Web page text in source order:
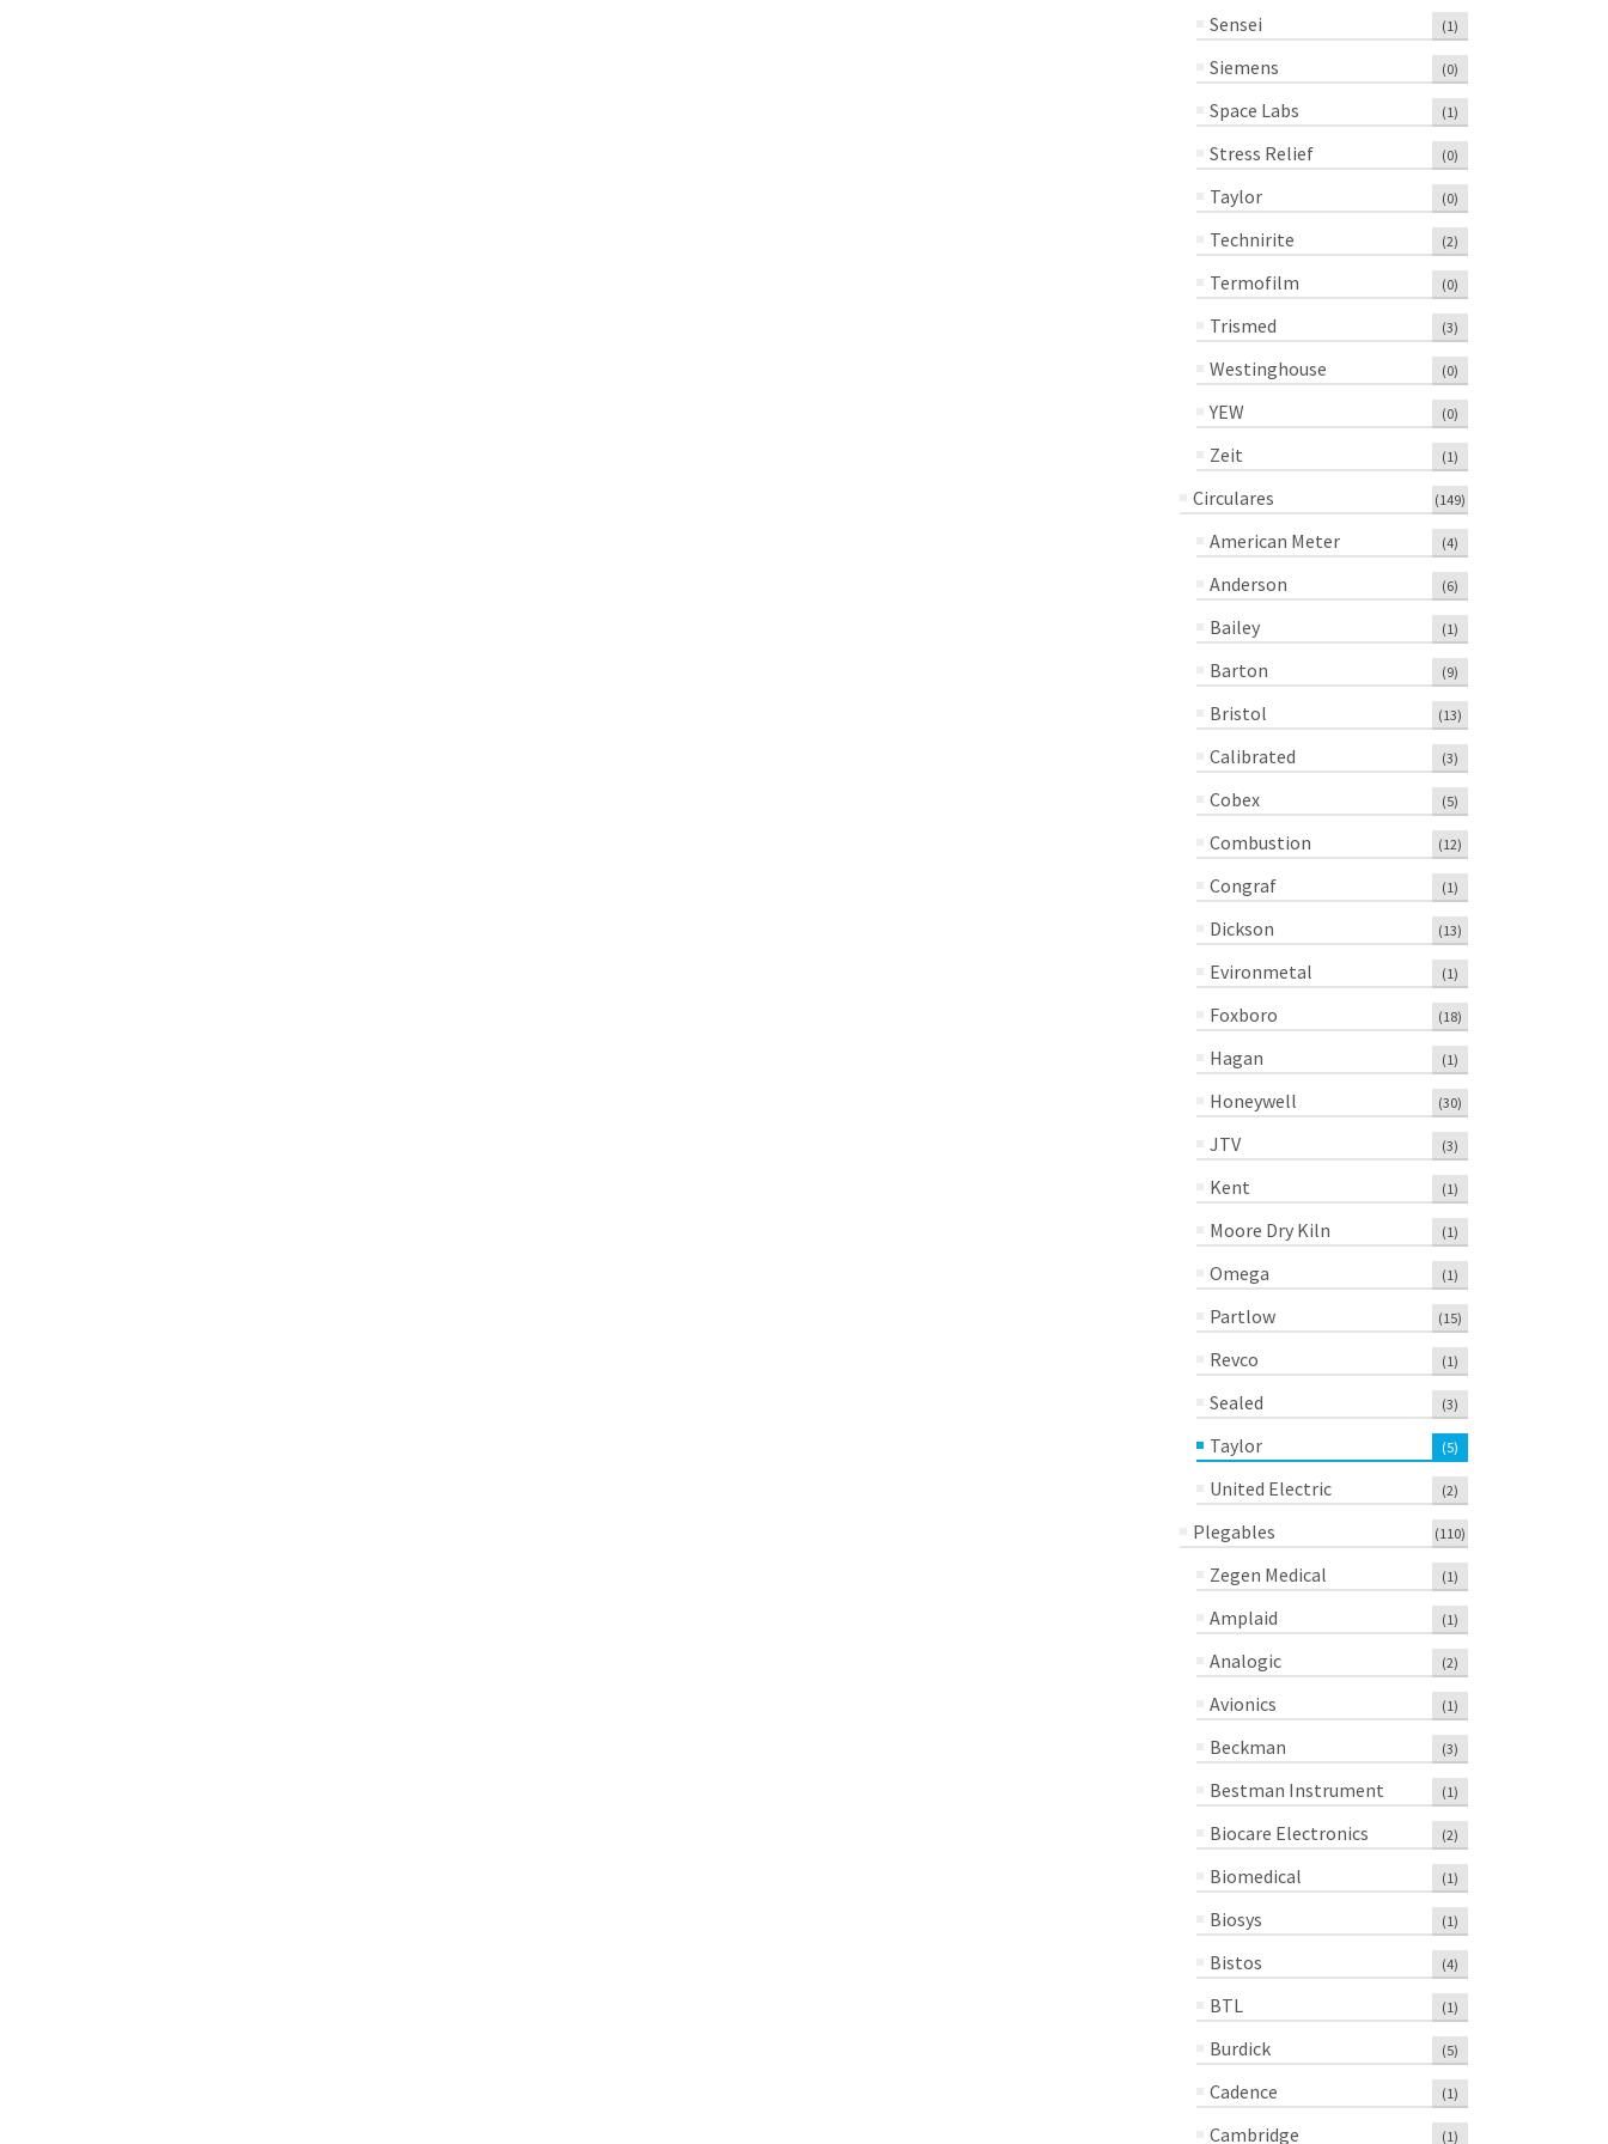
Sensei (1)
Siemens (0)
Space Labs (1)
Stress Relief (0)
Taylor (0)
Technirite (2)
Termofilm (0)
Trismed (3)
Westinghouse (0)
YEW (0)
Zeit (1)
Circulares (149)
American Meter (4)
Anderson (6)
Bailey (1)
Barton (9)
Bristol (13)
Calibrated (3)
Cobex (5)
Combustion (12)
Congraf (1)
Dickson (13)
Evironmetal (1)
Foxboro (18)
Hagan (1)
Honeywell (30)
JTV (3)
Kent (1)
Moore Dry Kiln (1)
Omega (1)
Partlow (15)
Revco (1)
Sealed (3)
Taylor (5)
United Electric (2)
Plegables (110)
Zegen Medical (1)
Amplaid (1)
Analogic (2)
Avionics (1)
Beckman (3)
Bestman Instrument (1)
Biocare Electronics (2)
Biomedical (1)
Biosys (1)
Bistos (4)
BTL (1)
Burdick (5)
Cadence (1)
Cambridge (1)